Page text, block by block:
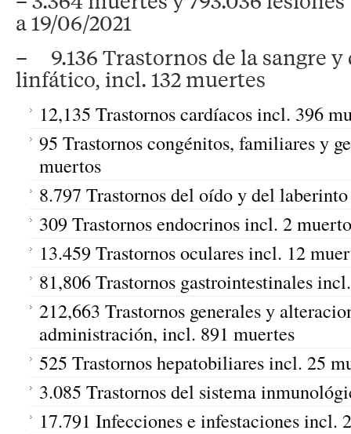
a 19/06/2021
– 9.136 Trastornos de la sangre y
linfático, incl. 132 muertes
12,135 Trastornos cardíacos incl. 396
95 Trastornos congénitos, familiares y
muertos
8.797 Trastornos del oído y del laberinto
309 Trastornos endocrinos incl. 2
13.459 Trastornos oculares incl. 12
81,806 Trastornos gastrointestinales
212,663 Trastornos generales y
administración, incl. 891 muertes
525 Trastornos hepatobiliares incl. 25
3.085 Trastornos del sistema
17.791 Infecciones e infestaciones incl.